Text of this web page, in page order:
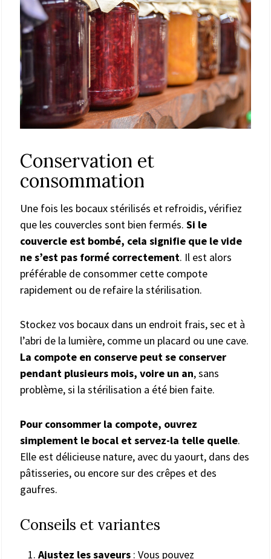
Conservation et
consommation
Une fois les bocaux stérilisés et refroidis, vérifiez
que les couvercles sont bien fermés. Si le
couvercle est bombé, cela signifie que le vide
ne s’est pas formé correctement. Il est alors
préférable de consommer cette compote
rapidement ou de refaire la stérilisation.
Stockez vos bocaux dans un endroit frais, sec et à
l’abri de la lumière, comme un placard ou une cave.
La compote en conserve peut se conserver
pendant plusieurs mois, voire un an, sans
problème, si la stérilisation a été bien faite.
Pour consommer la compote, ouvrez
simplement le bocal et servez-la telle quelle.
Elle est délicieuse nature, avec du yaourt, dans des
pâtisseries, ou encore sur des crêpes et des
gaufres.
Conseils et variantes
Ajustez les saveurs : Vous pouvez